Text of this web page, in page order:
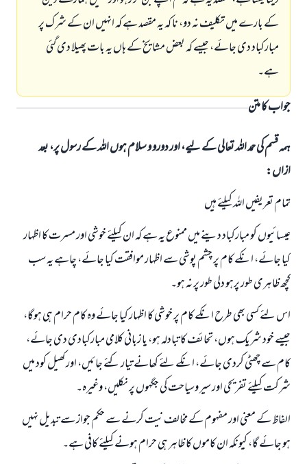
کے بارے میں تکلیف نہ دو، نا کہ یہ مقصد ہے کہ انہیں ان کے شرک پر
مبارکباد دی جائے، جیسے کہ بعض مشایخ کے ہاں یہ بات پھیلا دی گئی
ہے۔
جواب کا متن
ہمہ قسم کی حمد اللہ تعالی کے لیے، اور دورو و سلام ہوں اللہ کے رسول پر، بعد
ازاں:
تمام تعریفیں اللہ کیلئے ہیں
عیسائیوں کو مبارکباد دینے میں ممنوع یہ ہے کہ ان کیلئے خوشی اور مسرت کا اظہار
کیا جائے، انکے کام پر چشم پوشی سے اظہار موافقت کیا جائے، چاہے یہ سب
کچھ ظاہری طور پرہو دلی طور پر نہ ہو۔
اس لئے کسی بھی طرح انکے کام پر خوشی کا اظہار کیا جائے وہ کام حرام ہی ہوگا،
جیسے خود شریک ہوں، تحائف کا تبادلہ ہو، یا زبانی کلامی مبارکبادی دی جائے،
کام سے چھٹی کردی جائے، انکے لئے کھانے تیار کئے جائیں، اور کھیل کود میں
شرکت کیلئے تفریحی اور سیر وسیاحت کی جگہوں پر نکلیں، وغیرہ۔
الفاظ کے معنی اور مفہوم کے مخالف نیت کرنے سے حکم جواز سے تبدیل نہیں
ہو جائے گا، کیونکہ ان کاموں کا ظاہر ہی حرام ہونے کیلئے کافی ہے۔